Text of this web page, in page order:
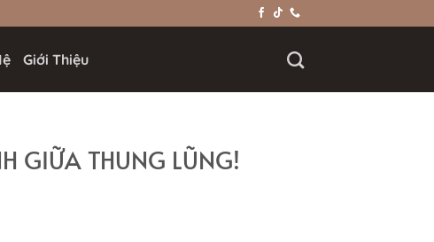
Giới Thiệu
GIỮA THUNG LŨNG!